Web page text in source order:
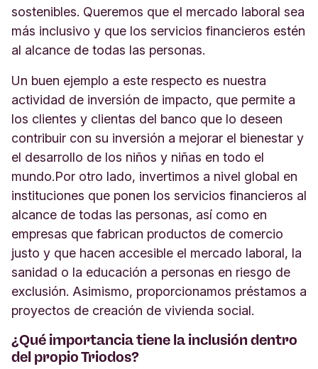
sostenibles. Queremos que el mercado laboral sea
más inclusivo y que los servicios financieros estén
al alcance de todas las personas.
Un buen ejemplo a este respecto es nuestra
actividad de inversión de impacto, que permite a
los clientes y clientas del banco que lo deseen
contribuir con su inversión a mejorar el bienestar y
el desarrollo de los niños y niñas en todo el
mundo.Por otro lado, invertimos a nivel global en
instituciones que ponen los servicios financieros al
alcance de todas las personas, así como en
empresas que fabrican productos de comercio
justo y que hacen accesible el mercado laboral, la
sanidad o la educación a personas en riesgo de
exclusión. Asimismo, proporcionamos préstamos a
proyectos de creación de vivienda social.
¿Qué importancia tiene la inclusión dentro
del propio Triodos?